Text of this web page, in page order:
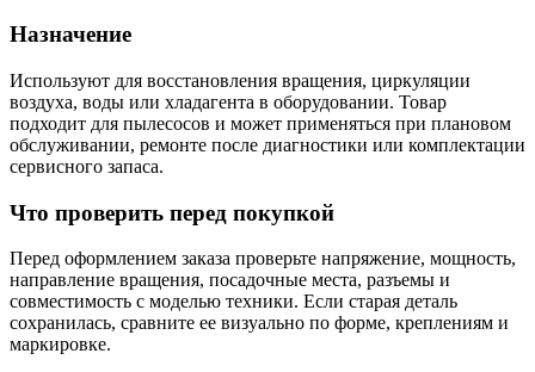
Назначение
Используют для восстановления вращения, циркуляции
воздуха, воды или хладагента в оборудовании. Товар
подходит для пылесосов и может применяться при плановом
обслуживании, ремонте после диагностики или комплектации
сервисного запаса.
Что проверить перед покупкой
Перед оформлением заказа проверьте напряжение, мощность,
направление вращения, посадочные места, разъемы и
совместимость с моделью техники. Если старая деталь
сохранилась, сравните ее визуально по форме, креплениям и
маркировке.